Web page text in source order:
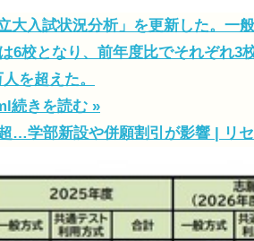
入試状況分析」を更新した。一
6校となり、前年度比でそれぞれ3
を超えた。
続きを読む »
…学部新設や併願割引が影響 | リ